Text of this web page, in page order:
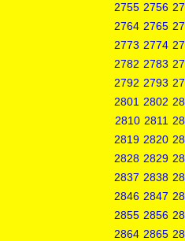
2755 2756
2764 2765
2773 2774
2782 2783
2792 2793
2801 2802
2810 2811
2819 2820
2828 2829
2837 2838
2846 2847
2855 2856
2864 2865